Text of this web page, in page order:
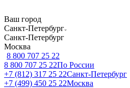
Ваш город
Санкт-Петербург
Санкт-Петербург
Москва
8 800 707 25 22
8 800 707 25 22По России
+7 (812) 317 25 22Санкт-Петербург
+7 (499) 450 25 22Москва